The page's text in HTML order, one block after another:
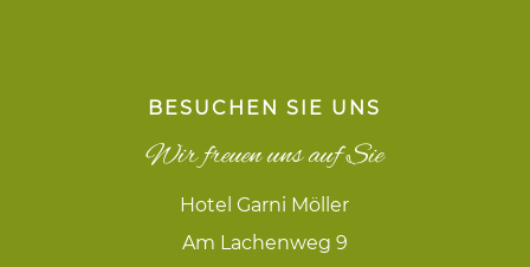
BESUCHEN SIE UNS
Wir freuen uns auf Sie
Hotel Garni Möller
Am Lachenweg 9